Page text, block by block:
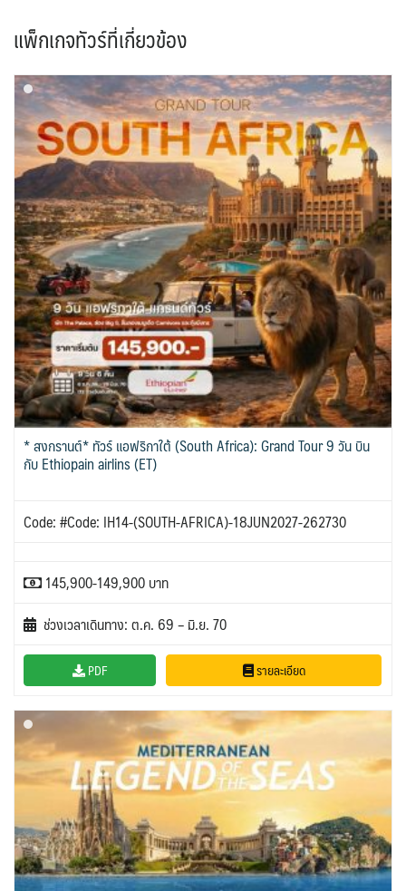
แพ็กเกจทัวร์ที่เกี่ยวข้อง
* สงกรานต์* ทัวร์ แอฟริกาใต้ (South Africa): Grand Tour 9 วัน บิน
กับ Ethiopain airlins (ET)
Code: #Code: IH14-(SOUTH-AFRICA)-18JUN2027-262730
145,900-149,900 บาท
ช่วงเวลาเดินทาง: ต.ค. 69 – มิ.ย. 70
PDF รายละเอียด